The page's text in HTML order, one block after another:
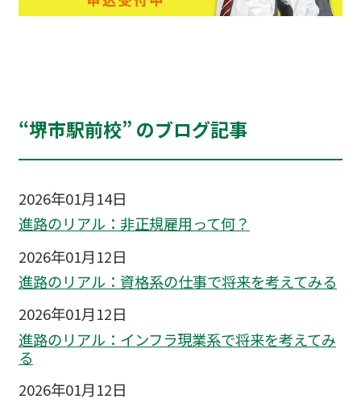
“堺市駅前校” のブログ記事
2026年01月14日
進路のリアル：非正規雇用って何？
2026年01月12日
進路のリアル：資格系の仕事で将来を考えてみる
2026年01月12日
進路のリアル：インフラ現業系で将来を考えてみ
る
2026年01月12日